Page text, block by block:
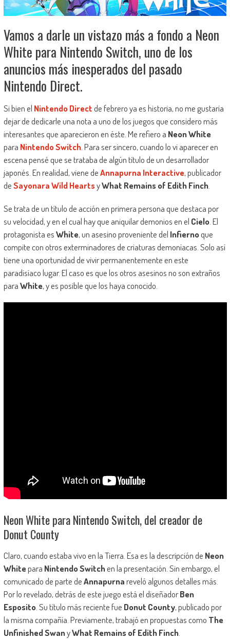
Vamos a darle un vistazo más a fondo a Neon
White para Nintendo Switch, uno de los
anuncios más inesperados del pasado
Nintendo Direct.
Si bien el Nintendo Directde febrero ya es historia, no me gustaría
dejar de dedicarle una nota a uno de los juegos que considero más
interesantes que aparecieron en éste. Me refiero a Neon White
para Nintendo Switch. Para ser sincero, cuando lo vi aparecer en
escena pensé que se trataba de algún título de un desarrollador
japonés. En realidad, viene deAnnapurna Interactive, publicador
deSayonara Wild HeartsyWhat Remains of Edith Finch.
Se trata de un título de acción en primera persona que destaca por
su velocidad, y en el cual hay que aniquilar demonios en el Cielo. El
protagonista esWhite, un asesino proveniente del Infiernoque
compite con otros exterminadores de criaturas demoníacas. Solo así
tiene una oportunidad de vivir permanentemente en este
paradisíaco lugar. El caso es que los otros asesinos no son extraños
paraWhite, y es posible que los haya conocido.
Neon White para Nintendo Switch, del creador de
Donut County
Claro, cuando estaba vivo en la Tierra. Esa es la descripción de Neon
Whitepara Nintendo Switchen la presentación. Sin embargo, el
comunicado de parte deAnnapurnareveló algunos detalles más.
Por lo revelado, detrás de este juego está el diseñadorBen
Esposito. Su título más reciente fue Donut County, publicado por
la misma compañía. Previamente, trabajó en propuestas como The
Unfinished SwanyWhat Remains of Edith Finch.